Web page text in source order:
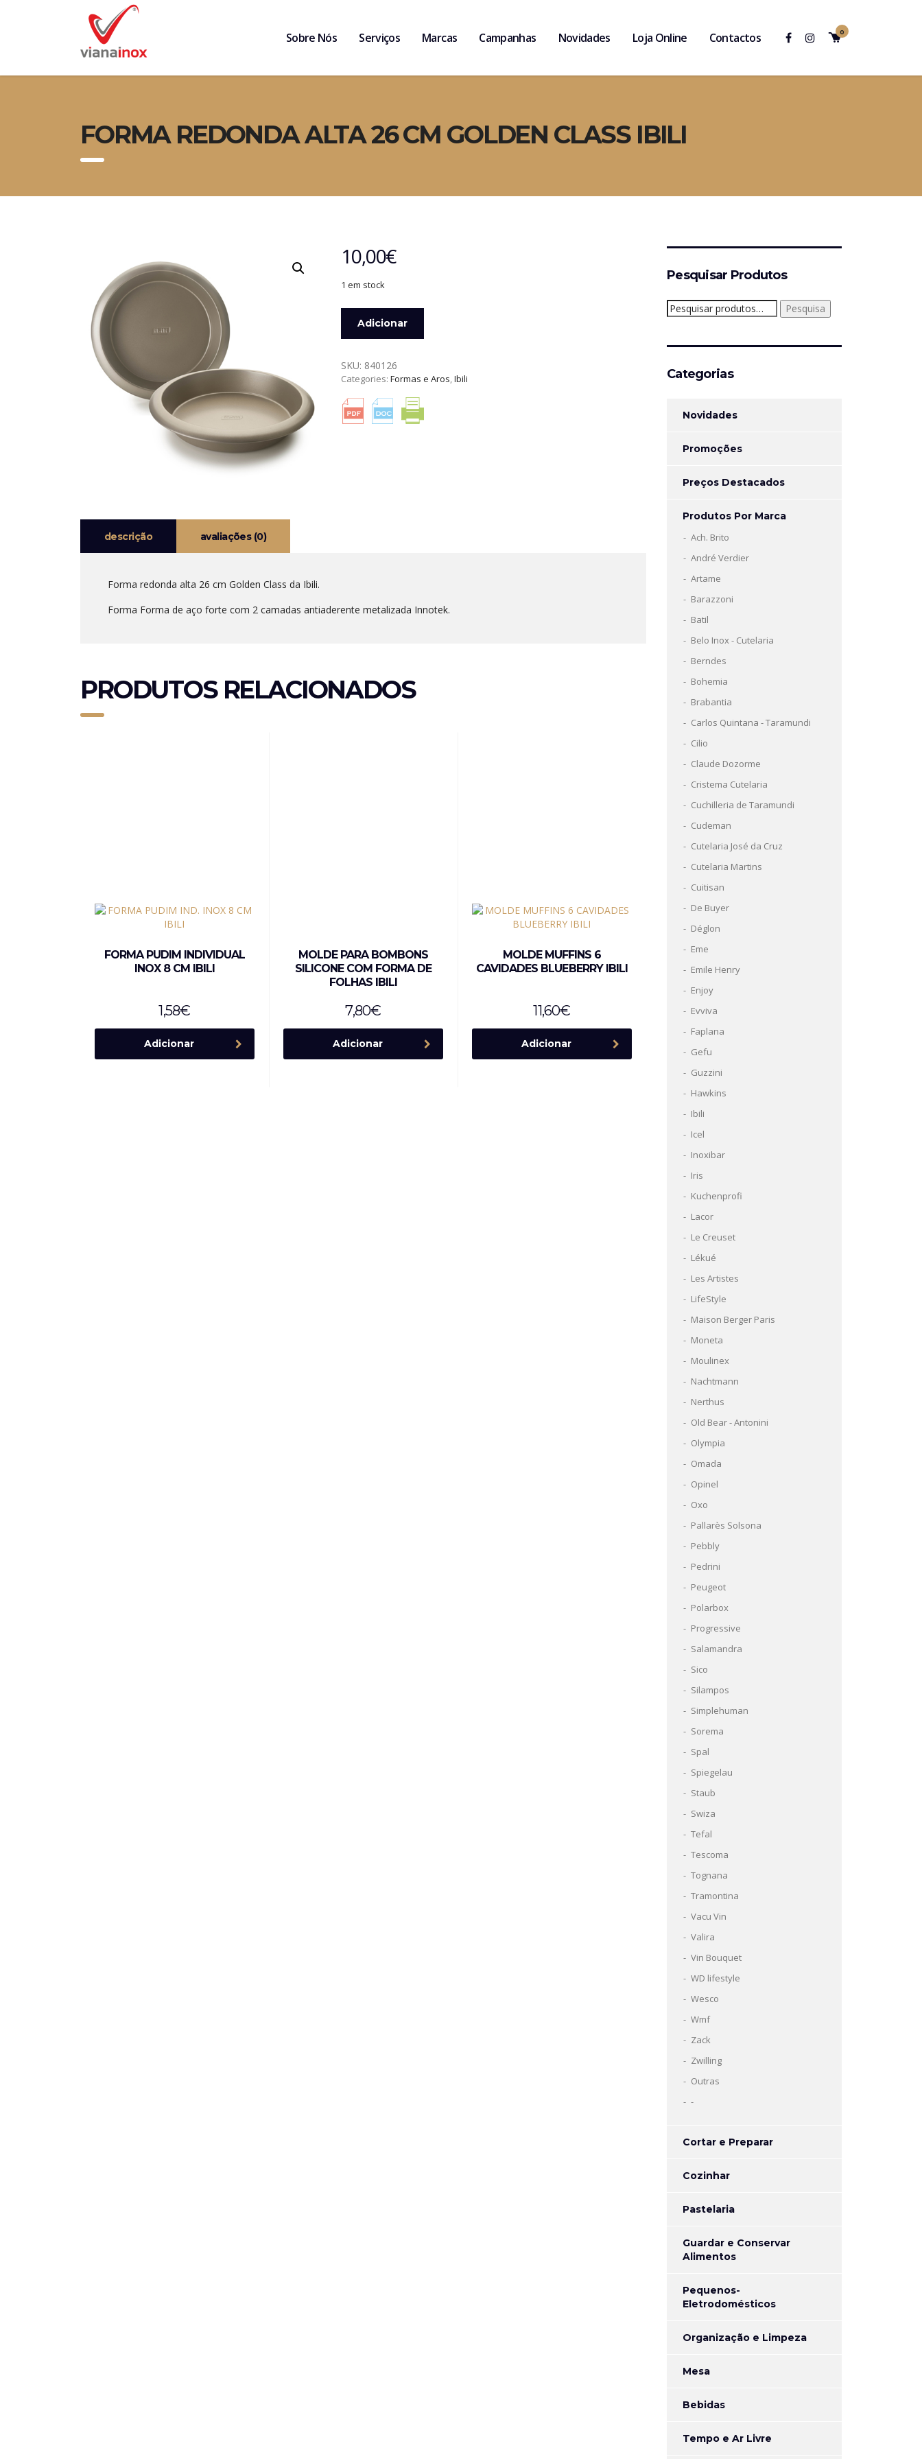
0
Sobre Nós Serviços Marcas Campanhas Novidades Loja Online Contactos
FORMA REDONDA ALTA 26 CM GOLDEN CLASS IBILI
10,00€
1 em stock
FORMA
ALTA
26
CM
GOLDEN
CLASS
Adicionar
SKU: 840126
Categories: Formas e Aros,Ibili
descrição avaliações (0)
Forma redonda alta 26 cm Golden Class da Ibili.
Forma Forma de aço forte com 2 camadas antiaderente metalizada Innotek.
PRODUTOS RELACIONADOS
FORMA PUDIM INDIVIDUAL
INOX 8 CM IBILI
1,58€
Adicionar
MOLDE PARA BOMBONS
SILICONE COM FORMA DE
FOLHAS IBILI
7,80€
Adicionar
MOLDE MUFFINS 6
CAVIDADES BLUEBERRY IBILI
11,60€
Adicionar
Pesquisar Produtos
Pesquisar
por:
Pesquisa
Categorias
Novidades
Promoções
Preços Destacados
Produtos Por Marca
Ach. Brito
André Verdier
Artame
Barazzoni
Batil
Belo Inox - Cutelaria
Berndes
Bohemia
Brabantia
Carlos Quintana - Taramundi
Cilio
Claude Dozorme
Cristema Cutelaria
Cuchilleria de Taramundi
Cudeman
Cutelaria José da Cruz
Cutelaria Martins
Cuitisan
De Buyer
Déglon
Eme
Emile Henry
Enjoy
Evviva
Faplana
Gefu
Guzzini
Hawkins
Ibili
Icel
Inoxibar
Iris
Kuchenprofi
Lacor
Le Creuset
Lékué
Les Artistes
LifeStyle
Maison Berger Paris
Moneta
Moulinex
Nachtmann
Nerthus
Old Bear - Antonini
Olympia
Omada
Opinel
Oxo
Pallarès Solsona
Pebbly
Pedrini
Peugeot
Polarbox
Progressive
Salamandra
Sico
Silampos
Simplehuman
Sorema
Spal
Spiegelau
Staub
Swiza
Tefal
Tescoma
Tognana
Tramontina
Vacu Vin
Valira
Vin Bouquet
WD lifestyle
Wesco
Wmf
Zack
Zwilling
Outras
-
Cortar e Preparar
Cozinhar
Pastelaria
Guardar e Conservar
Alimentos
Pequenos-
Eletrodomésticos
Organização e Limpeza
Mesa
Bebidas
Tempo e Ar Livre